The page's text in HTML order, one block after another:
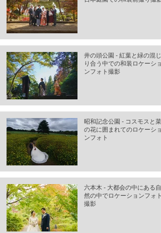
井の頭公園 - 紅葉と緑の混じ
り合う中での和装ロケーショ
ンフォト撮影
昭和記念公園 - コスモスと菜
の花に囲まれてのロケーショ
ンフォト
六本木 - 大都会の中にある自
然の中でロケーションフォト
撮影